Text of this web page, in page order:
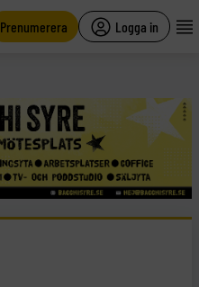
Prenumerera Logga in